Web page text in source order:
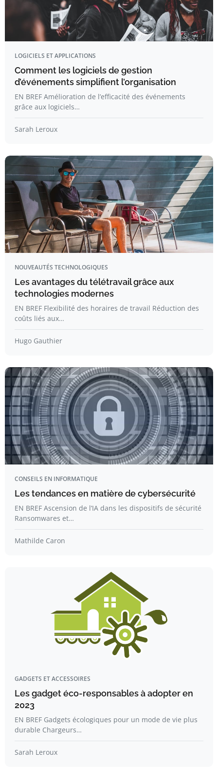
LOGICIELS ET APPLICATIONS
Comment les logiciels de gestion
d’événements simplifient l’organisation
EN BREF Amélioration de l’efficacité des événements
grâce aux logiciels…
Sarah Leroux
NOUVEAUTÉS TECHNOLOGIQUES
Les avantages du télétravail grâce aux
technologies modernes
EN BREF Flexibilité des horaires de travail Réduction des
coûts liés aux…
Hugo Gauthier
CONSEILS EN INFORMATIQUE
Les tendances en matière de cybersécurité
EN BREF Ascension de l’IA dans les dispositifs de sécurité
Ransomwares et…
Mathilde Caron
GADGETS ET ACCESSOIRES
Les gadget éco-responsables à adopter en
2023
EN BREF Gadgets écologiques pour un mode de vie plus
durable Chargeurs…
Sarah Leroux